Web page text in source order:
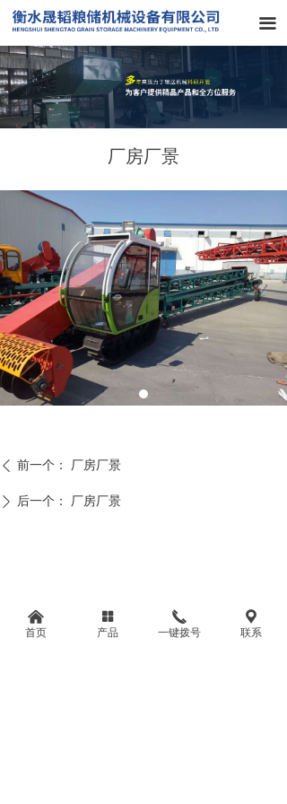
끀
厂房厂景
ꄴ 前一个： 厂房厂景
ꄲ 后一个： 厂房厂景
낀
首页
넒
产品
끅
一键拨号
끇
联系